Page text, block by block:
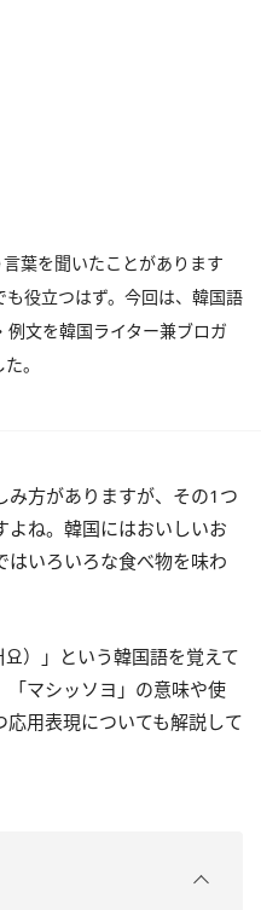
言葉を聞いたことがあります
役立つはず。今回は、韓国語
文を韓国ライター兼ブロガ
。
み方がありますが、その1つ
よね。韓国にはおいしいお
はいろいろな食べ物を味わ
）」という韓国語を覚えて
「マシッソヨ」の意味や使
用表現についても解説して